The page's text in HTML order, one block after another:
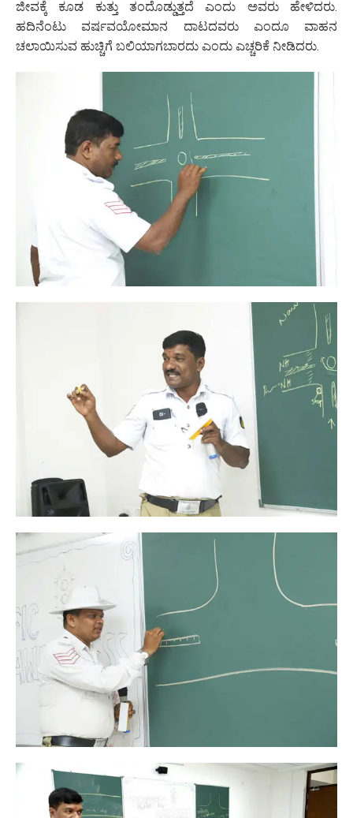
ಜೀವಕ್ಕೆ ಕೂಡ ಕುತ್ತು ತಂದೊಡ್ಡುತ್ತದೆ ಎಂದು ಅವರು ಹೇಳಿದರು.
ಹದಿನೆಂಟು ವರ್ಷವಯೋಮಾನ ದಾಟದವರು ಎಂದೂ ವಾಹನ
ಚಲಾಯಿಸುವ ಹುಚ್ಚಿಗೆ ಬಲಿಯಾಗಬಾರದು ಎಂದು ಎಚ್ಚರಿಕೆ ನೀಡಿದರು.